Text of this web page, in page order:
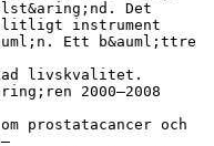
Det
instrument
Ett b&auml;ttre
livskvalitet.
2000–2008
prostatacancer och